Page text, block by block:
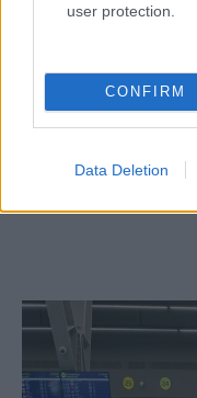
user protection.
CONFIRM
Data Deletion
Aκολουθήστε μας
παντού…